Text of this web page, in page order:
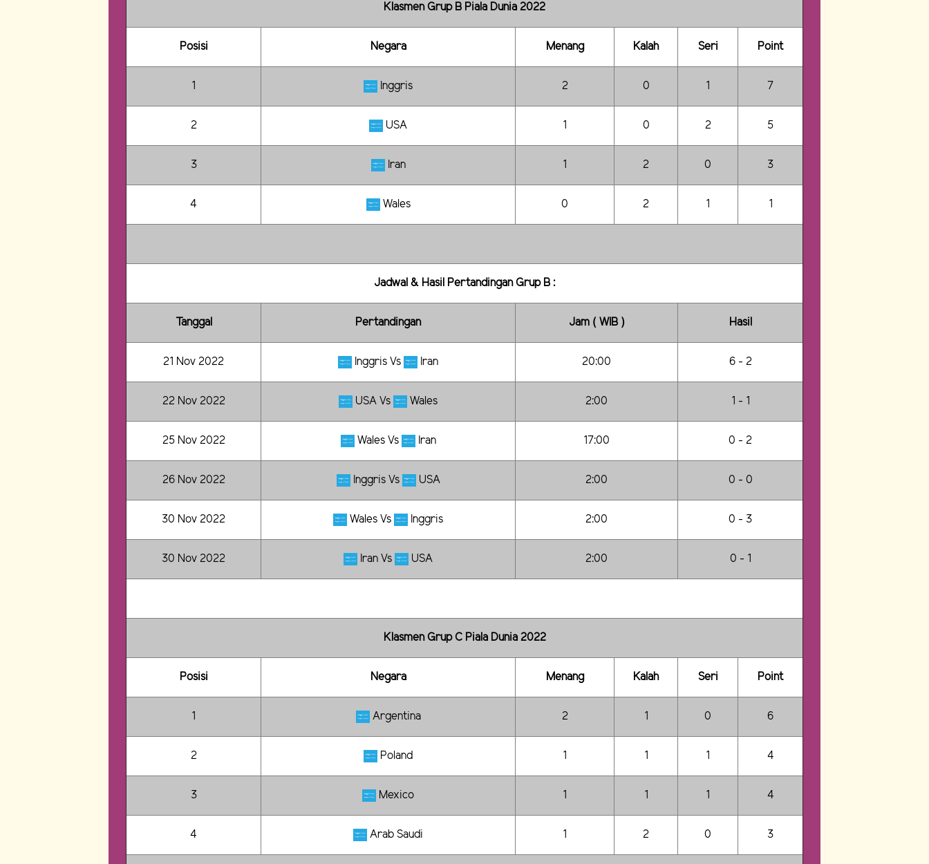
Klasmen Grup B Piala Dunia 2022
Posisi Negara Menang Kalah Seri Point
1 Inggris 2 0 1 7
2 USA 1 0 2 5
3 Iran 1 2 0 3
4 Wales 0 2 1 1
Jadwal & Hasil Pertandingan Grup B :
Tanggal Pertandingan Jam ( WIB ) Hasil
21 Nov 2022 Inggris Vs Iran 20:00 6 - 2
22 Nov 2022 USA Vs Wales 2:00 1 - 1
25 Nov 2022 Wales Vs Iran 17:00 0 - 2
26 Nov 2022 Inggris Vs USA 2:00 0 - 0
30 Nov 2022 Wales Vs Inggris 2:00 0 - 3
30 Nov 2022 Iran Vs USA 2:00 0 - 1
Klasmen Grup C Piala Dunia 2022
Posisi Negara Menang Kalah Seri Point
1 Argentina 2 1 0 6
2 Poland 1 1 1 4
3 Mexico 1 1 1 4
4 Arab Saudi 1 2 0 3